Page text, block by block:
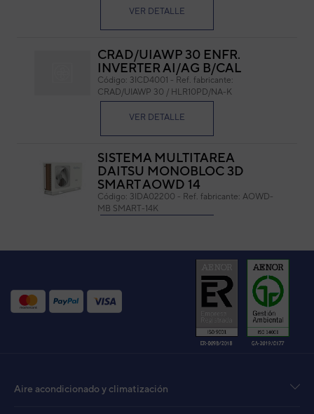
VER DETALLE
CRAD/UIAWP 30 ENFR.
INVERTER AI/AG B/CAL
Código: 3ICD4001 - Ref. fabricante:
CRAD/UIAWP 30 / HLR10PD/NA-K
VER DETALLE
SISTEMA MULTITAREA
DAITSU MONOBLOC 3D
SMART AOWD 14
Código: 3IDA02200 - Ref. fabricante: AOWD-
MB SMART-14K
UI CONDUCTO ACD 12 DA +
B.DRENAJE
Código: Ref. fabricante:
DC-
12UIDA (MA)
DAITSU MONOBLOC 3D
Aire acondicionado y climatización